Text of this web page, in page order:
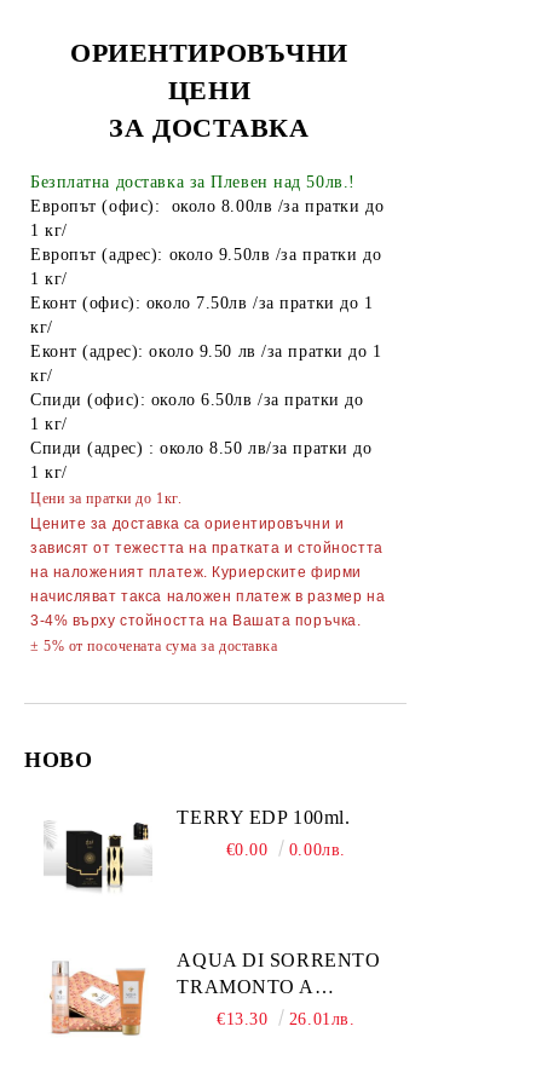
ОРИЕНТИРОВЪЧНИ
ЦЕНИ
ЗА ДОСТАВКА
Безплатна доставка за Плевен над 50лв.!
Европът (офис): около 8.00лв /за пратки до
1 кг/
Европът (адрес): около 9.50лв /за пратки до
1 кг/
Еконт (офис): около 7.50лв /за пратки до 1
кг/
Еконт (адрес): около 9.50 лв /за пратки до 1
кг/
Спиди (офис): около 6.50лв /за пратки до
1 кг/
Спиди (адрес) : около 8.50 лв/за пратки до
1 кг/
Цени за пратки до 1кг.
Цените за доставка са ориентировъчни и
зависят от тежестта на пратката и стойността
на наложеният платеж. Куриерските фирми
начисляват такса наложен платеж в размер на
3-4% върху стойността на Вашата поръчка.
± 5% от посочената сума за доставка
НОВО
TERRY EDP 100ml.
€0.00 0.00лв.
AQUA DI SORRENTO
TRAMONTO A
POSITANO
€13.30 26.01лв.